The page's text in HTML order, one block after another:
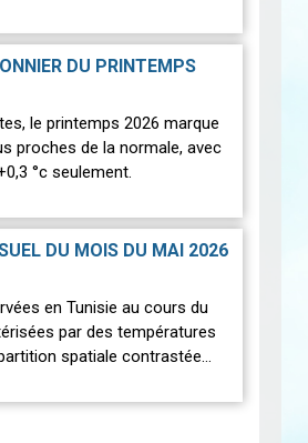
DU PRINTEMPS
le printemps 2026 marque
proches de la normale, avec
°c seulement.
DU MOIS DU MAI 2026
en Tunisie au cours du
par des températures
spatiale contrastée…